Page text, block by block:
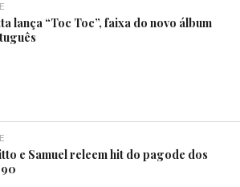
lança “Toc Toc”, faixa do novo álbum
e Samuel releem hit do pagode dos